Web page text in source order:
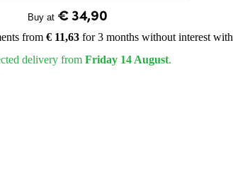
Buy at € 34,90
from € 11,63 for 3 months without interest with
delivery from Friday 14 August.